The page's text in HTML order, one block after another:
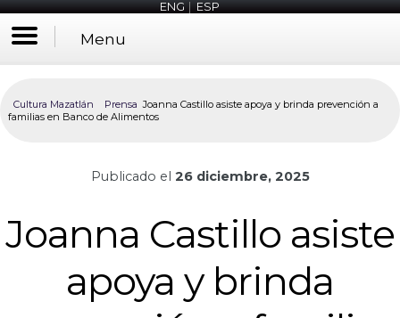
ENG|ESP
Menu
Cultura Mazatlán Prensa Joanna Castillo asiste apoya y brinda prevención a
familias en Banco de Alimentos
Publicado el 26 diciembre, 2025
Joanna Castillo asiste
apoya y brinda